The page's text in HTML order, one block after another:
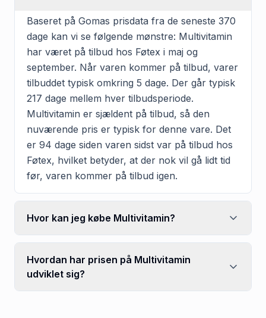
Baseret på Gomas prisdata fra de seneste 370
dage kan vi se følgende mønstre: Multivitamin
har været på tilbud hos Føtex i maj og
september. Når varen kommer på tilbud, varer
tilbuddet typisk omkring 5 dage. Der går typisk
217 dage mellem hver tilbudsperiode.
Multivitamin er sjældent på tilbud, så den
nuværende pris er typisk for denne vare. Det
er 94 dage siden varen sidst var på tilbud hos
Føtex, hvilket betyder, at der nok vil gå lidt tid
før, varen kommer på tilbud igen.
Hvor kan jeg købe Multivitamin?
Hvordan har prisen på Multivitamin
udviklet sig?